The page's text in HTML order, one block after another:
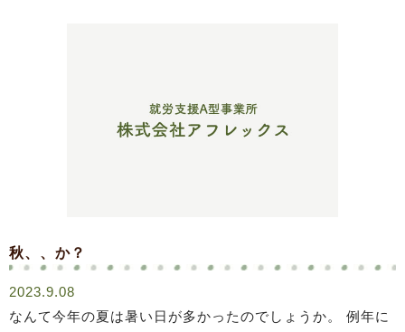
秋、、か？
2023.9.08
なんて今年の夏は暑い日が多かったのでしょうか。 例年に